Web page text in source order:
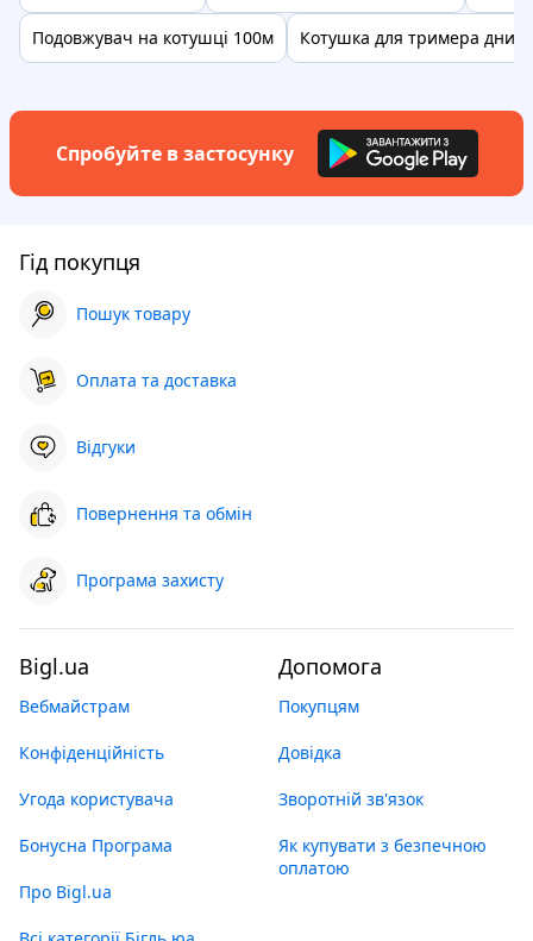
Подовжувач на котушці 100м Котушка для тримера
Спробуйте в застосунку
Гід покупця
Пошук товару
Оплата та доставка
Відгуки
Повернення та обмін
Програма захисту
Bigl.ua
Вебмайстрам
Конфіденційність
Угода користувача
Бонусна Програма
Про Bigl.ua
Допомога
Покупцям
Довідка
Зворотній зв'язок
Як купувати з безпечною
оплатою